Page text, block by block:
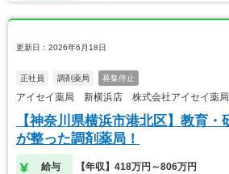
更新日：2026年6月18日
正社員 調剤薬局 募集停止
アイセイ薬局 新横浜店 株式会社アイセイ薬局
【神奈川県横浜市港北区】教育
が整った調剤薬局！
給与 【年収】418万円～806万円